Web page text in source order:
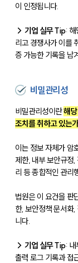
이 인정됩니다.
→ 기업 실무 Tip:
리고 경쟁사가 이를
증 가능한 기록을 남
비밀관리성
비밀관리성이란 해
조치를 취하고 있는
이는 정보 자체가 암
제한, 내부 보안규정
리 등 종합적인 관리
법원은 이 요건을 판
한, 보안정책 문서화
니다.
→ 기업 실무 Tip:
출력 로그 기록과 접